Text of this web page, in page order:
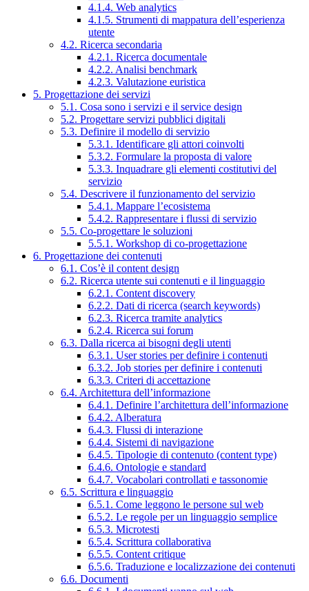
4.1.4. Web analytics
4.1.5. Strumenti di mappatura dell’esperienza
utente
4.2. Ricerca secondaria
4.2.1. Ricerca documentale
4.2.2. Analisi benchmark
4.2.3. Valutazione euristica
5. Progettazione dei servizi
5.1. Cosa sono i servizi e il service design
5.2. Progettare servizi pubblici digitali
5.3. Definire il modello di servizio
5.3.1. Identificare gli attori coinvolti
5.3.2. Formulare la proposta di valore
5.3.3. Inquadrare gli elementi costitutivi del
servizio
5.4. Descrivere il funzionamento del servizio
5.4.1. Mappare l’ecosistema
5.4.2. Rappresentare i flussi di servizio
5.5. Co-progettare le soluzioni
5.5.1. Workshop di co-progettazione
6. Progettazione dei contenuti
6.1. Cos’è il content design
6.2. Ricerca utente sui contenuti e il linguaggio
6.2.1. Content discovery
6.2.2. Dati di ricerca (search keywords)
6.2.3. Ricerca tramite analytics
6.2.4. Ricerca sui forum
6.3. Dalla ricerca ai bisogni degli utenti
6.3.1. User stories per definire i contenuti
6.3.2. Job stories per definire i contenuti
6.3.3. Criteri di accettazione
6.4. Architettura dell’informazione
6.4.1. Definire l’architettura dell’informazione
6.4.2. Alberatura
6.4.3. Flussi di interazione
6.4.4. Sistemi di navigazione
6.4.5. Tipologie di contenuto (content type)
6.4.6. Ontologie e standard
6.4.7. Vocabolari controllati e tassonomie
6.5. Scrittura e linguaggio
6.5.1. Come leggono le persone sul web
6.5.2. Le regole per un linguaggio semplice
6.5.3. Microtesti
6.5.4. Scrittura collaborativa
6.5.5. Content critique
6.5.6. Traduzione e localizzazione dei contenuti
6.6. Documenti